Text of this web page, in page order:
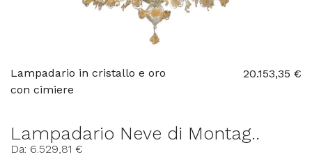
Lampadario in cristallo e oro
con cimiere
20.153,35 €
Lampadario Neve di Montag..
Da: 6.529,81 €